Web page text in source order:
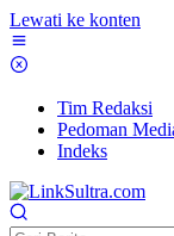
Lewati ke konten
Tim Redaksi
Pedoman
Indeks